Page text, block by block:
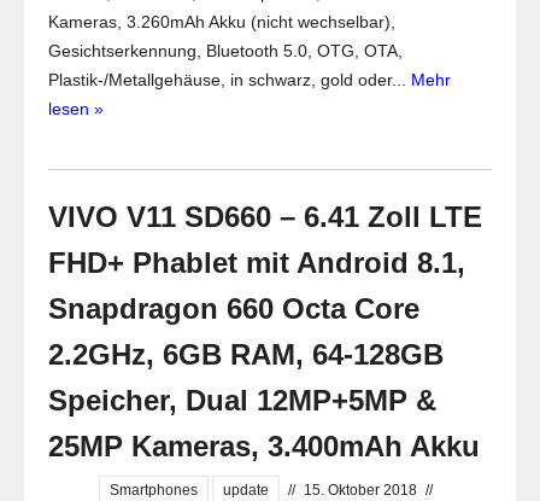
Kameras, 3.260mAh Akku (nicht wechselbar),
Gesichtserkennung, Bluetooth 5.0, OTG, OTA,
Plastik-/Metallgehäuse, in schwarz, gold oder... Mehr
lesen »
VIVO V11 SD660 – 6.41 Zoll LTE
FHD+ Phablet mit Android 8.1,
Snapdragon 660 Octa Core
2.2GHz, 6GB RAM, 64-128GB
Speicher, Dual 12MP+5MP &
25MP Kameras, 3.400mAh Akku
Smartphones update // 15. Oktober 2018 //